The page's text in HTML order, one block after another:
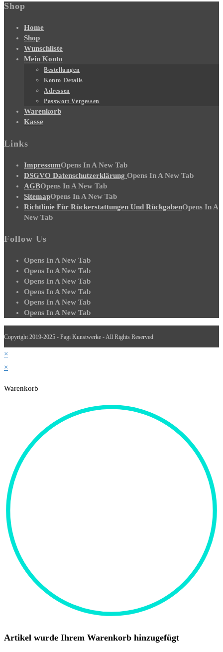
Shop
Home
Shop
Wunschliste
Mein Konto
Bestellungen
Konto-Details
Adressen
Passwort Vergessen
Warenkorb
Kasse
Links
ImpressumOpens In A New Tab
DSGVO Datenschutzerklärung Opens In A New Tab
AGBOpens In A New Tab
SitemapOpens In A New Tab
Richtlinie Für Rückerstattungen Und RückgabenOpens In A
New Tab
Follow Us
Opens In A New Tab
Opens In A New Tab
Opens In A New Tab
Opens In A New Tab
Opens In A New Tab
Opens In A New Tab
Copyright 2019-2025 - Pagi Kunstwerke - All Rights Reserved
×
×
Warenkorb
Artikel wurde Ihrem Warenkorb hinzugefügt